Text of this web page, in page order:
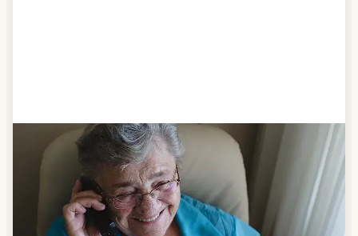
Schritt 3
Bestellen & liefern lassen
Suchen Sie sich aus dem Speiseplan Ihres Anbieters
aus, was Ihnen schmeckt. Bestellen Sie telefonisch,